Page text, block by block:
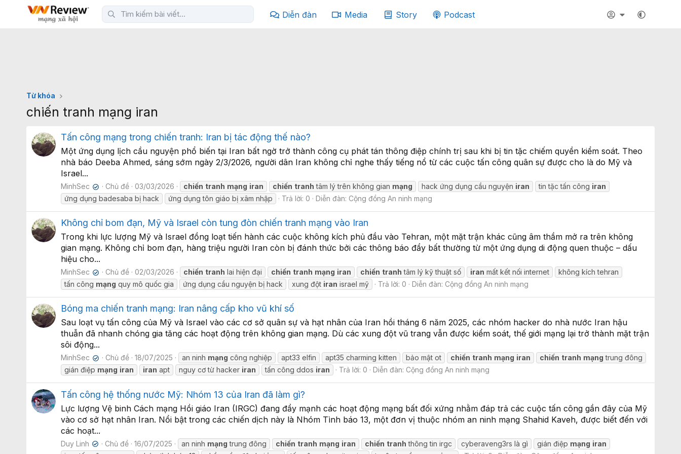
Diễn đàn Media Story Podcast
Từ khóa
chiến tranh mạng iran
Tấn công mạng trong chiến tranh: Iran bị tác động thế nào?
Một ứng dụng lịch cầu nguyện phổ biến tại Iran bất ngờ trở thành công cụ phát tán thông điệp chính trị sau khi bị tin tặc chiếm quyền kiểm soát. Theo
nhà báo Deeba Ahmed, sáng sớm ngày 2/3/2026, người dân Iran không chỉ nghe thấy tiếng nổ từ các cuộc tấn công quân sự được cho là do Mỹ và
Israel...
MinhSec ✔ Chủ đề 03/03/2026 chiến tranh mạng iran chiến tranh tâm lý trên không gian mạng hack ứng dụng cầu nguyện iran tin tặc tấn công iran
ứng dụng badesaba bị hack
ứng dụng tôn giáo bị xâm nhập Trả lời: 0 Diễn đàn: Cộng đồng An ninh mạng
Không chỉ bom đạn, Mỹ và Israel còn tung đòn chiến tranh mạng vào Iran
Trong khi lực lượng Mỹ và Israel đồng loạt tiến hành các cuộc không kích phủ đầu vào Tehran, một mặt trận khác cũng âm thầm mở ra trên không
gian mạng. Không chỉ bom đạn, hàng triệu người Iran còn bị đánh thức bởi các thông báo đẩy bất thường từ một ứng dụng di động quen thuộc – dấu
hiệu cho...
MinhSec ✔ Chủ đề 02/03/2026 chiến tranh lai hiện đại chiến tranh mạng iran chiến tranh tâm lý kỹ thuật số iran mất kết nối internet
không kích tehran
tấn công mạng quy mô quốc gia ứng dụng cầu nguyện bị hack xung đột iran israel mỹ Trả lời: 0 Diễn đàn: Cộng đồng An ninh mạng
Bóng ma chiến tranh mạng: Iran nâng cấp kho vũ khí số
Sau loạt vụ tấn công của Mỹ và Israel vào các cơ sở quân sự và hạt nhân của Iran hồi tháng 6 năm 2025, các nhóm hacker do nhà nước Iran hậu
thuẫn đã nhanh chóng gia tăng các hoạt động trên không gian mạng. Dù các xung đột vũ trang vẫn được kiểm soát, thế giới mạng lại trở thành mặt trận
sôi động...
MinhSec ✔ Chủ đề 18/07/2025 an ninh mạng công nghiệp apt33 elfin apt35 charming kitten bảo mật ot chiến tranh mạng iran chiến tranh mạng trung đông
gián điệp mạng iran iran apt nguy cơ từ hacker iran tấn công ddos iran Trả lời: 0 Diễn đàn: Cộng đồng An ninh mạng
Tấn công hệ thống nước Mỹ: Nhóm 13 của Iran đã làm gì?
Lực lượng Vệ binh Cách mạng Hồi giáo Iran (IRGC) đang đẩy mạnh các hoạt động mạng bất đối xứng nhằm đáp trả các cuộc tấn công gần đây của Mỹ
vào cơ sở hạt nhân Iran. Nổi bật trong các chiến dịch này là Nhóm Tình báo 13, một đơn vị thuộc nhóm an ninh mạng Shahid Kaveh, được biết đến với
các hoạt...
Duy Linh ✔ Chủ đề 16/07/2025 an ninh mạng trung đông chiến tranh mạng iran chiến tranh thông tin irgc cyberaveng3rs là gì gián điệp mạng iran